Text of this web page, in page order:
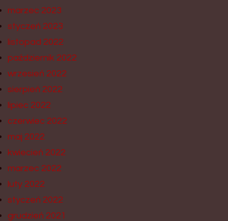
marzec 2023
styczeń 2023
listopad 2022
październik 2022
wrzesień 2022
sierpień 2022
lipiec 2022
czerwiec 2022
maj 2022
kwiecień 2022
marzec 2022
luty 2022
styczeń 2022
grudzień 2021